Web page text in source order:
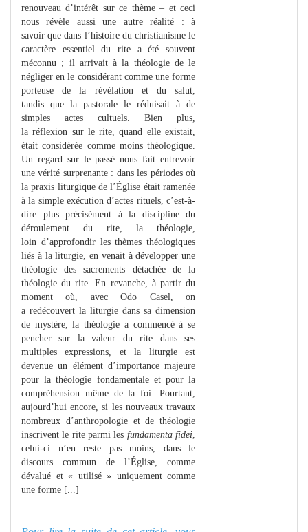
renouveau d’intérêt sur ce thème – et ceci
nous révèle aussi une autre réalité : à
savoir que dans l’histoire du christianisme le
caractère essentiel du rite a été souvent
méconnu ; il arrivait à la théologie de le
négliger en le considérant comme une forme
porteuse de la révélation et du salut,
tandis que la pastorale le réduisait à de
simples actes cultuels. Bien plus,
la réflexion sur le rite, quand elle existait,
était considérée comme moins théologique.
Un regard sur le passé nous fait entrevoir
une vérité surprenante : dans les périodes où
la praxis liturgique de l’Église était ramenée
à la simple exécution d’actes rituels, c’est-à-
dire plus précisément à la discipline du
déroulement du rite, la théologie,
loin d’approfondir les thèmes théologiques
liés à la liturgie, en venait à développer une
théologie des sacrements détachée de la
théologie du rite. En revanche, à partir du
moment où, avec Odo Casel, on
a redécouvert la liturgie dans sa dimension
de mystère, la théologie a commencé à se
pencher sur la valeur du rite dans ses
multiples expressions, et la liturgie est
devenue un élément d’importance majeure
pour la théologie fondamentale et pour la
compréhension même de la foi. Pourtant,
aujourd’hui encore, si les nouveaux travaux
nombreux d’anthropologie et de théologie
inscrivent le rite parmi les fundamenta fidei
celui-ci n’en reste pas moins, dans le
discours commun de l’Église, comme
dévalué et « utilisé » uniquement comme
une forme [...]